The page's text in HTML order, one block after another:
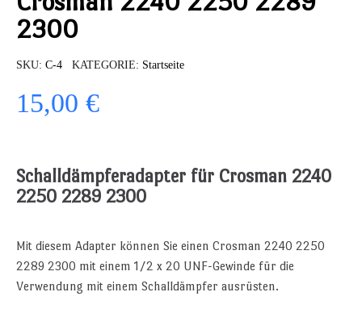
2300
SKU C-4 KATEGORIE Startseite
15,00 €
Schalldämpferadapter für Crosman 2240
2250 2289 2300
Mit diesem Adapter können Sie einen Crosman 2240 2250
2289 2300 mit einem 1/2 x 20 UNF-Gewinde für die
Verwendung mit einem Schalldämpfer ausrüsten.